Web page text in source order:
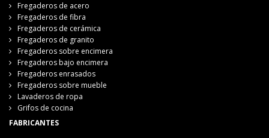
Fregaderos de acero
Fregaderos de fibra
Fregaderos de cerámica
Fregaderos de granito
Fregaderos sobre encimera
Fregaderos bajo encimera
Fregaderos enrasados
Fregaderos sobre mueble
Lavaderos de ropa
Grifos de cocina
FABRICANTES